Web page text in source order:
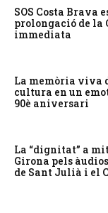
SOS Costa Brava
prolongació de la
immediata
La memòria viva
cultura en un
90è aniversari
La “dignitat” a
Girona pels
de Sant Julià i el